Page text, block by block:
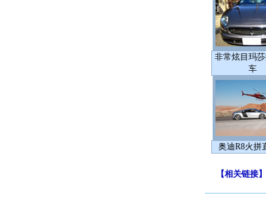
非常炫目玛
车
奥迪R8火拼
【相关链接】